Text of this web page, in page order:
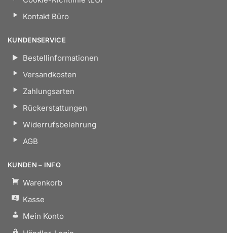
Kontakt Büro
KUNDENSERVICE
Bestellinformationen
Versandkosten
Zahlungsarten
Rückerstattungen
Widerrufsbelehrung
AGB
KUNDEN – INFO
Warenkorb
Kasse
Mein Konto